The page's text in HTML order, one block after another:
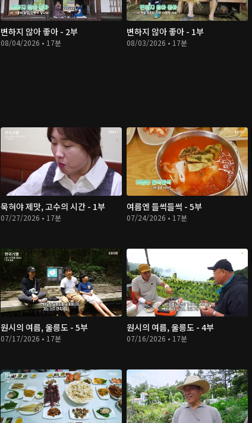
변하지 않아 좋아 - 2부
08/04/2026 • 17분
변하지 않아 좋아 - 1부
08/03/2026 • 17분
묵혀야 제맛, 고수의 시간 - 1부
07/27/2026 • 17분
여름엔 들썩들썩 - 5부
07/24/2026 • 17분
원시의 여름, 울릉도 - 5부
07/17/2026 • 17분
원시의 여름, 울릉도 - 4부
07/16/2026 • 17분